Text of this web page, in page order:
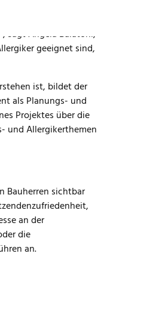
sagt Angela Balatoni,
geeignet sind,
ist, bildet der
als Planungs- und
Projektes über die
und Allergikerthemen
Bauherren sichtbar
an der
die
an.